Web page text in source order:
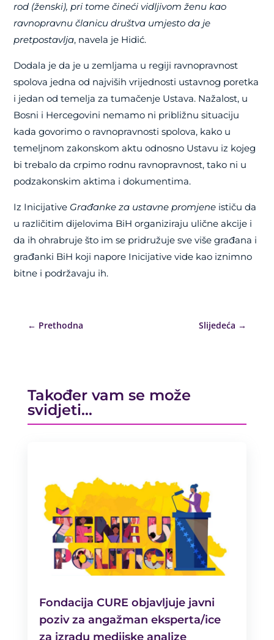
rod (ženski), pri tome čineći vidljivom ženu kao
ravnopravnu članicu društva umjesto da je
pretpostavlja, navela je Hidić.
Dodala je da je u zemljama u regiji ravnopravnost
spolova jedna od najviših vrijednosti ustavnog poretka
i jedan od temelja za tumačenje Ustava. Nažalost, u
Bosni i Hercegovini nemamo ni približnu situaciju
kada govorimo o ravnopravnosti spolova, kako u
temeljnom zakonskom aktu odnosno Ustavu iz kojeg
bi trebalo da crpimo rodnu ravnopravnost, tako ni u
podzakonskim aktima i dokumentima.
Iz Inicijative Građanke za ustavne promjene ističu da
u različitim dijelovima BiH organiziraju ulične akcije i
da ih ohrabruje što im se pridružuje sve više građana i
građanki BiH koji napore Inicijative vide kao iznimno
bitne i podržavaju ih.
← Prethodna Slijedeća →
Također vam se može
svidjeti…
Fondacija CURE objavljuje javni
poziv za angažman eksperta/ice
za izradu medijske analize